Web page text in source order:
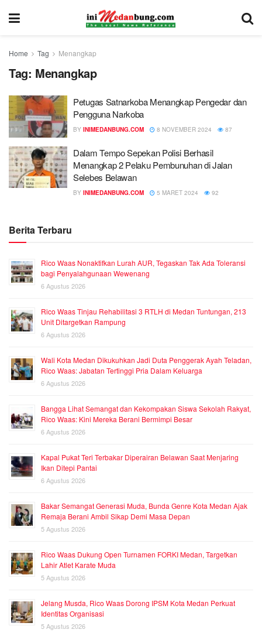
Home Tag Menangkap
Tag: Menangkap
Petugas Satnarkoba Menangkap Pengedar dan
Pengguna Narkoba
BY INIMEDANBUNG.COM 8 NOVEMBER 2024 87
Dalam Tempo Sepekan Polisi Berhasil
Menangkap 2 Pelaku Pembunuhan di Jalan
Selebes Belawan
BY INIMEDANBUNG.COM 5 MARET 2024 92
Berita Terbaru
Rico Waas Nonaktifkan Lurah AUR, Tegaskan Tak Ada Toleransi
bagi Penyalahgunaan Wewenang
6 Agustus 2026
Rico Waas Tinjau Rehabilitasi 3 RTLH di Medan Tuntungan, 213
Unit Ditargetkan Rampung
6 Agustus 2026
Wali Kota Medan Dikukuhkan Jadi Duta Penggerak Ayah Teladan,
Rico Waas: Jabatan Tertinggi Pria Dalam Keluarga
6 Agustus 2026
Bangga Lihat Semangat dan Kekompakan Siswa Sekolah Rakyat,
Rico Waas: Kini Mereka Berani Bermimpi Besar
6 Agustus 2026
Kapal Pukat Teri Terbakar Diperairan Belawan Saat Menjaring
Ikan Ditepi Pantai
6 Agustus 2026
Bakar Semangat Generasi Muda, Bunda Genre Kota Medan Ajak
Remaja Berani Ambil Sikap Demi Masa Depan
5 Agustus 2026
Rico Waas Dukung Open Turnamen FORKI Medan, Targetkan
Lahir Atlet Karate Muda
5 Agustus 2026
Jelang Musda, Rico Waas Dorong IPSM Kota Medan Perkuat
Identitas Organisasi
5 Agustus 2026